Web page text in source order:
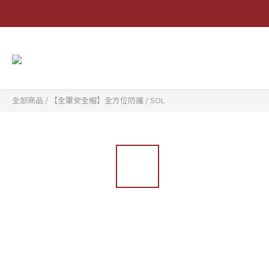
全部商品 / 【全罩安全帽】全方位防護 /SOL